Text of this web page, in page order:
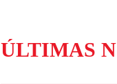
ÚLTIMAS